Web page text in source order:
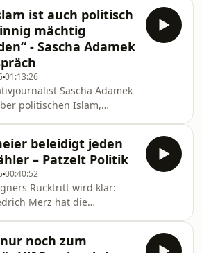
Verfassungsre
vor der Sommerpause
seine Leistung als
schafft er kaum zu
Über die politische
spricht
Werner J.
Woche in „Patzelt
Kostensieger Stiftung
Finanze
ist auch politisch
mächtig
- Sascha Adamek
01:13:26
Sascha Adamek
politischen Islam,
„Das, was da jetzt
ist katastrophal aus
Der
Islam weiter auf dem
von Sascha Adamek, jetzt
4fHnnvh
beleidigt jeden
– Patzelt Politik
00:40:52
Rücktritt wird klar:
Merz hat die
Außerdem geht es bei
noch zum